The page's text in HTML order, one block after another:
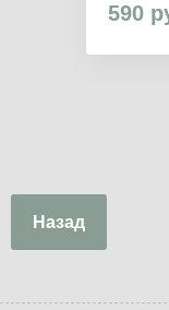
590
Назад